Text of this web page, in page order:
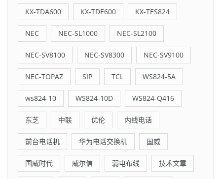
KX-TDA600 KX-TDE600 KX-TES824
NEC NEC-SL1000 NEC-SL2100
NEC-SV8100 NEC-SV8300 NEC-SV9100
NEC-TOPAZ SIP TCL WS824-5A
ws824-10 WS824-10D WS824-Q416
东芝 中联 优伦 内线电话
前台电话机 华为电话交换机 国威
国威时代 威尔信 弱电布线 技术文章